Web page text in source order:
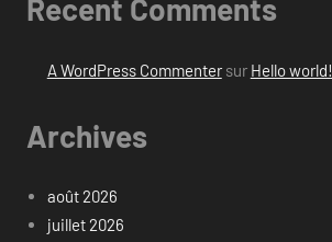
Recent Comments
A WordPress Commentersur Hello world!
Archives
août 2026
juillet 2026